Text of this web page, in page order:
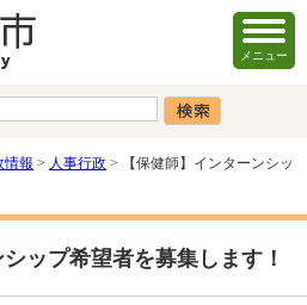
メニュー
情報 > 人事行政 > 【保健師】インターンシッ
ップ希望者を募集します！